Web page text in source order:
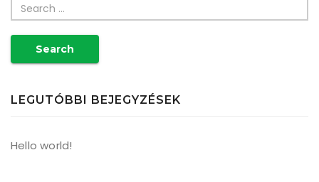
Search
LEGUTÓBBI BEJEGYZÉSEK
Hello world!